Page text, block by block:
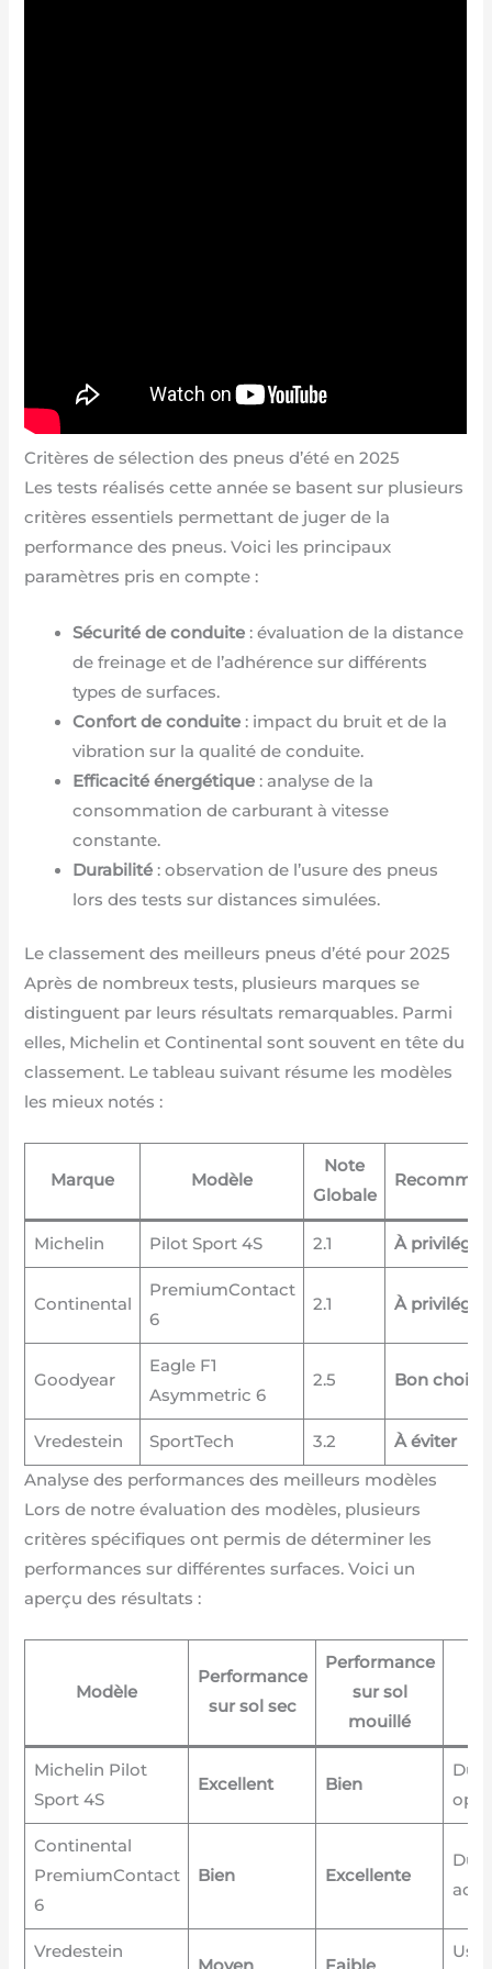
Critères de sélection des pneus d’été en 2025
Les tests réalisés cette année se basent sur plusieurs
critères essentiels permettant de juger de la
performance des pneus. Voici les principaux
paramètres pris en compte :
Sécurité de conduite : évaluation de la distance
de freinage et de l’adhérence sur différents
types de surfaces.
Confort de conduite : impact du bruit et de la
vibration sur la qualité de conduite.
Efficacité énergétique : analyse de la
consommation de carburant à vitesse
constante.
Durabilité : observation de l’usure des pneus
lors des tests sur distances simulées.
Le classement des meilleurs pneus d’été pour 2025
Après de nombreux tests, plusieurs marques se
distinguent par leurs résultats remarquables. Parmi
elles, Michelin et Continental sont souvent en tête du
classement. Le tableau suivant résume les modèles
les mieux notés :
Marque Modèle
Note
Globale
Michelin Pilot Sport 4S 2.1 À privilégier
Continental
PremiumContact
6
2.1 À privilégier
Goodyear
Eagle F1
Asymmetric 6
2.5 Bon choix
Vredestein SportTech 3.2
À éviter
Analyse des performances des meilleurs modèles
Lors de notre évaluation des modèles, plusieurs
critères spécifiques ont permis de déterminer les
performances sur différentes surfaces. Voici un
aperçu des résultats :
Modèle
Performance
sur sol sec
Performance
sur sol
mouillé
Michelin Pilot
Sport 4S
Excellent Bien
Continental
PremiumContact
6
Bien Excellente
Vredestein